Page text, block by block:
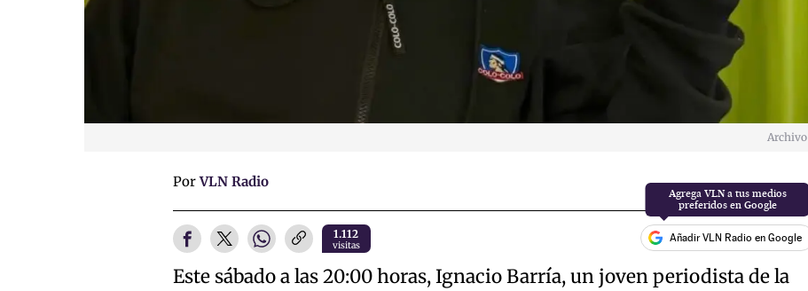
Archivo
PorVLN Radio
1.112
visitas
Añadir VLN Radio en Google
Este sábado a las 20:00 horas, Ignacio Barría, un joven periodista de la